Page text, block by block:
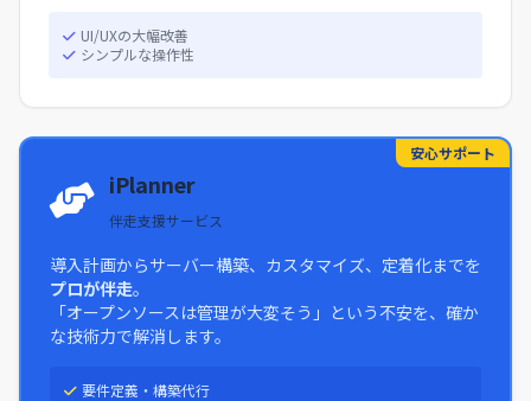
UI/UXの大幅改善
シンプルな操作性
安心サポート
iPlanner
伴走支援サービス
導入計画からサーバー構築、カスタマイズ、定着化までを
プロが伴走。
「オープンソースは管理が大変そう」という不安を、確か
な技術力で解消します。
要件定義・構築代行